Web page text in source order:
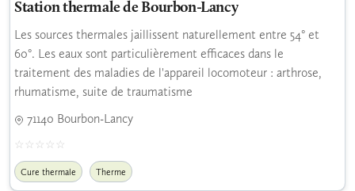
Station thermale de Bourbon-Lancy
Les sources thermales jaillissent naturellement entre 54° et
60°. Les eaux sont particulièrement efficaces dans le
traitement des maladies de l'appareil locomoteur : arthrose,
rhumatisme, suite de traumatisme
71140 Bourbon-Lancy
Cure thermale Therme